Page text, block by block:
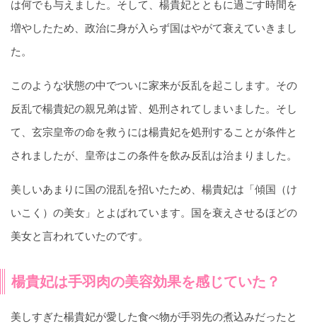
は何でも与えました。そして、楊貴妃とともに過ごす時間を
増やしたため、政治に身が入らず国はやがて衰えていきまし
た。
このような状態の中でついに家来が反乱を起こします。その
反乱で楊貴妃の親兄弟は皆、処刑されてしまいました。そし
て、玄宗皇帝の命を救うには楊貴妃を処刑することが条件と
されましたが、皇帝はこの条件を飲み反乱は治まりました。
美しいあまりに国の混乱を招いたため、楊貴妃は「傾国（け
いこく）の美女」とよばれています。国を衰えさせるほどの
美女と言われていたのです。
楊貴妃は手羽肉の美容効果を感じていた？
美しすぎた楊貴妃が愛した食べ物が手羽先の煮込みだったと